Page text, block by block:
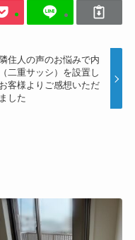
住人の声のお悩みで内
二重サッシ）を設置し
客様よりご感想いただ
した